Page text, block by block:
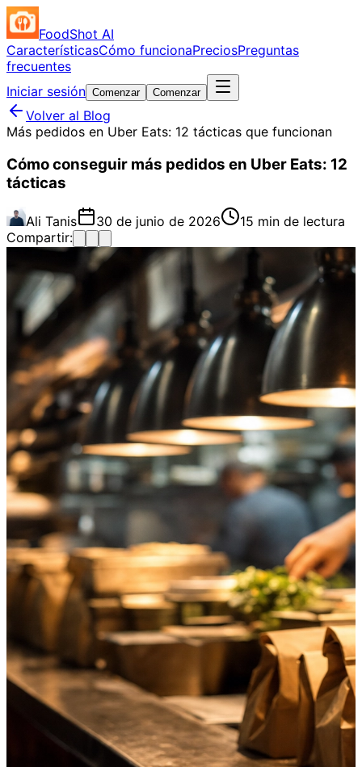
FoodShot AI
CaracterísticasCómo funcionaPreciosPreguntas
frecuentes
Iniciar sesión Comenzar Comenzar
Volver al Blog
Más pedidos en Uber Eats: 12 tácticas que funcionan
Cómo conseguir más pedidos en Uber Eats: 12
tácticas
Ali Tanis 30 de junio de 2026
15 min de lectura
Compartir: